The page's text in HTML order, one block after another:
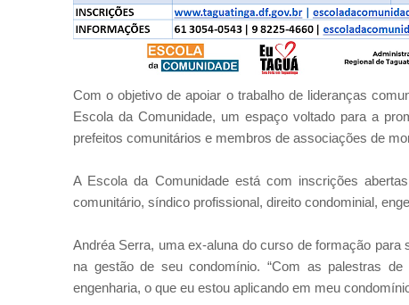
Com o objetivo de apoiar o trabalho de lideranças
Escola da Comunidade, um espaço voltado para a
prefeitos comunitários e membros de associações de
A Escola da Comunidade está com inscrições
comunitário, síndico profissional, direito condominial,
Andréa Serra, uma ex-aluna do curso de formação
na gestão de seu condomínio. “Com as palestras
engenharia, o que eu estou aplicando em meu